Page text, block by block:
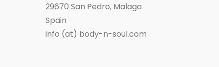
29670 San Pedro, Malaga
Spain
info (at) body-n-soul.com